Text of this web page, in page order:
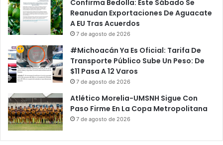
Confirma Bedolla: Este Sábado Se
Reanudan Exportaciones De Aguacate
A EU Tras Acuerdos
7 de agosto de 2026
#Michoacán Ya Es Oficial: Tarifa De
Transporte Público Sube Un Peso: De
$11 Pasa A 12 Varos
7 de agosto de 2026
Atlético Morelia-UMSNH Sigue Con
Paso Firme En La Copa Metropolitana
7 de agosto de 2026